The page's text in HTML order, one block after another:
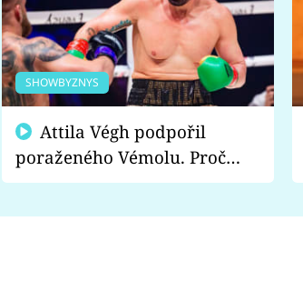
SHOWBYZNYS
poraženého Vémolu. Proč
chce raději zápasit s ním než